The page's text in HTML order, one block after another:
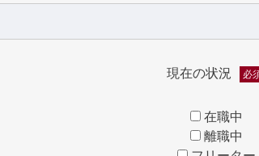
現在の状況 必
在職中
離職中